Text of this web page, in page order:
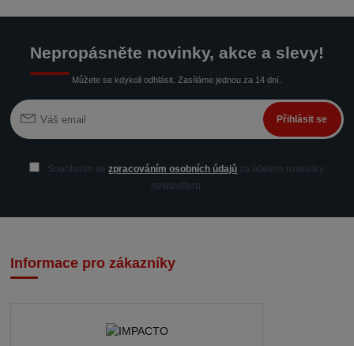
Nepropásněte novinky, akce a slevy!
Můžete se kdykoli odhlásit. Zasíláme jednou za 14 dní.
Přihlásit se
Souhlasím sezpracováním osobních údajů za účelem rozesílky
newsletteru.
Informace pro zákazníky